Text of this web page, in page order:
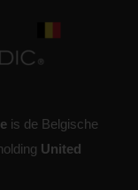
is de Belgische
United